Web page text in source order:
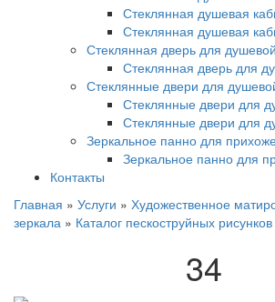
Стеклянная душевая
Стеклянная душевая
Стеклянная дверь для душевой
Стеклянная дверь для
Стеклянные двери для
Стеклянные двери для
Стеклянные двери для
Зеркальное панно для
Зеркальное панно для
Контакты
Главная » Услуги » Художественное
зеркала » Каталог пескоструйных
34